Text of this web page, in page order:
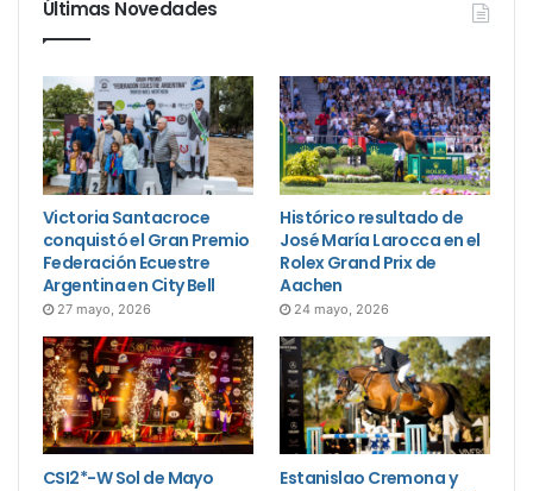
Últimas Novedades
Victoria Santacroce
conquistó el Gran Premio
Federación Ecuestre
Argentina en City Bell
27 mayo, 2026
Histórico resultado de
José María Larocca en el
Rolex Grand Prix de
Aachen
24 mayo, 2026
CSI2*-W Sol de Mayo
Estanislao Cremona y